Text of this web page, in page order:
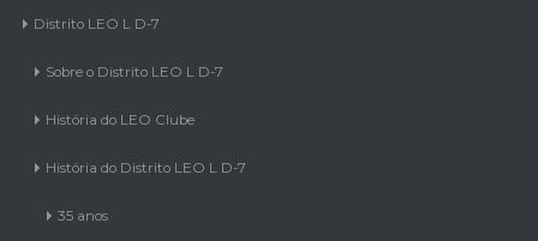
Distrito LEO L D-7
Sobre o Distrito LEO L D-7
História do LEO Clube
História do Distrito LEO L D-7
35 anos